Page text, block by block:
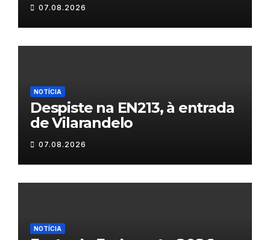
07.08.2026
NOTÍCIA
Despiste na EN213, à entrada
de Vilarandelo
07.08.2026
NOTÍCIA